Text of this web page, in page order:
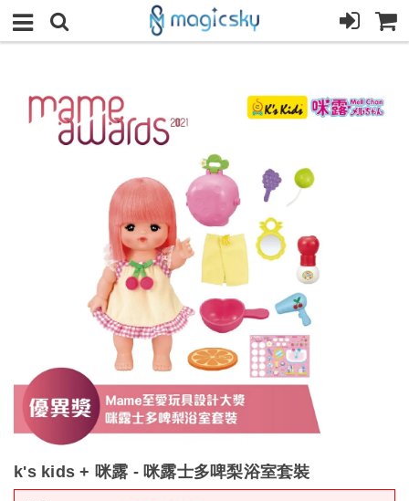
k's kids + 咪露 - 咪露士多啤梨浴室套裝